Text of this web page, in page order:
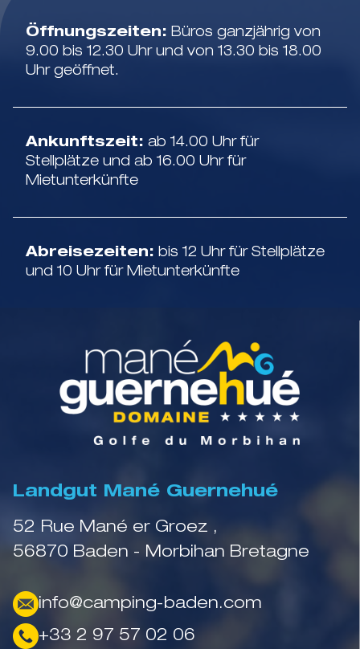
Öffnungszeiten: Büros ganzjährig von
9.00 bis 12.30 Uhr und von 13.30 bis 18.00
Uhr geöffnet.
Ankunftszeit: ab 14.00 Uhr für
Stellplätze und ab 16.00 Uhr für
Mietunterkünfte
Abreisezeiten: bis 12 Uhr für Stellplätze
und 10 Uhr für Mietunterkünfte
Landgut Mané Guernehué
52 Rue Mané er Groez ,
56870 Baden - Morbihan Bretagne
info@camping-baden.com
+33 2 97 57 02 06